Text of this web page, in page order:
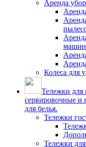
Аренда
машин
Колеса для
Тележки
сервировочные и
для белья.
Тележки
Тележки